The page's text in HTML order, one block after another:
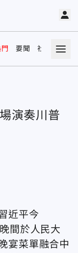
要聞 社會 娛樂
演奏川普
近平今
間於人民大
宴菜單融合中